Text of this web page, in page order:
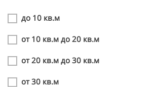
до 10 кв.м
от 10 кв.м до 20 кв.м
от 20 кв.м до 30 кв.м
от 30 кв.м